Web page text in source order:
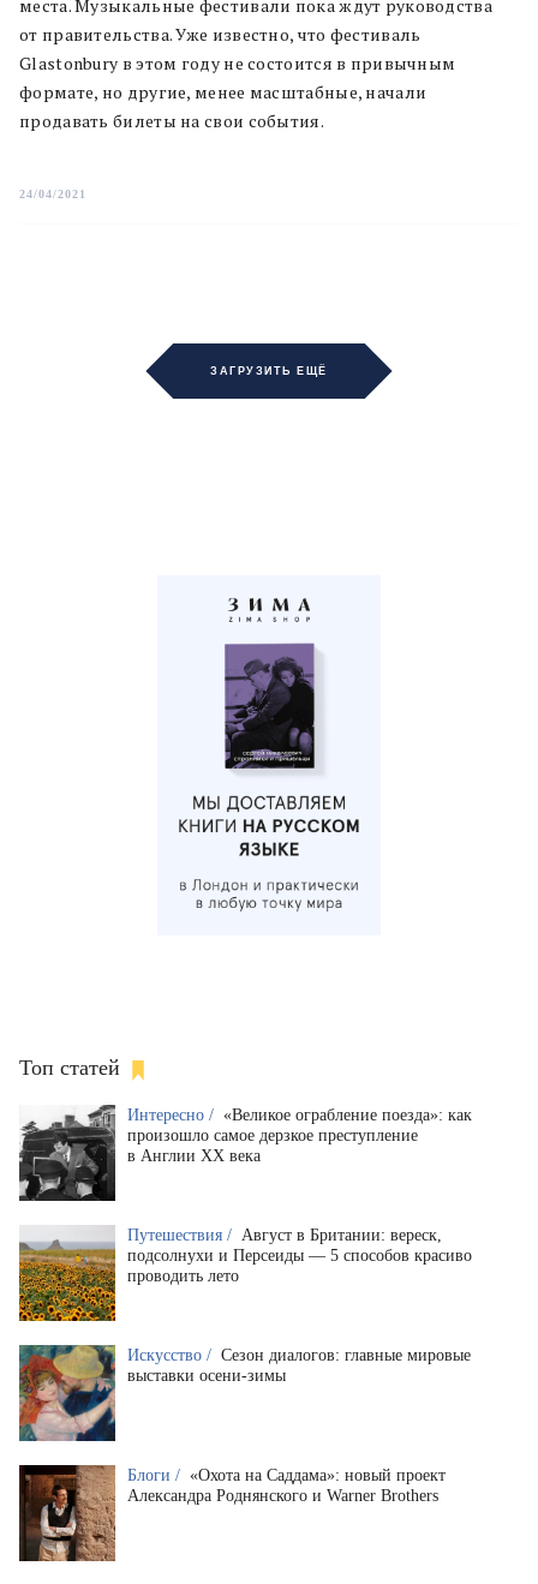
места. Музыкальные фестивали пока ждут руководства
от правительства. Уже известно, что фестиваль
Glastonbury в этом году не состоится в привычным
формате, но другие, менее масштабные, начали
продавать билеты на свои события.
24/04/2021
ЗАГРУЗИТЬ ЕЩЁ
Топ статей
Интересно / «Великое ограбление поезда»: как
произошло самое дерзкое преступление
в Англии XX века
Путешествия / Август в Британии: вереск,
подсолнухи и Персеиды — 5 способов красиво
проводить лето
Искусство / Сезон диалогов: главные мировые
выставки осени-зимы
Блоги / «Охота на Саддама»: новый проект
Александра Роднянского и Warner Brothers